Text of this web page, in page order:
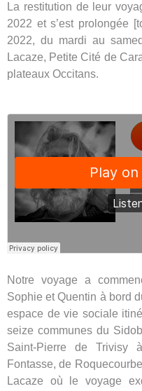
La restitution de leur
2022 et s’est prolongée
2022, du mardi au
Lacaze, Petite Cité de
plateaux Occitans.
Notre voyage a
Sophie et Quentin à bord
espace de vie sociale
seize communes du
Saint-Pierre de Trivisy
Fontasse, de
Lacaze où le voyage